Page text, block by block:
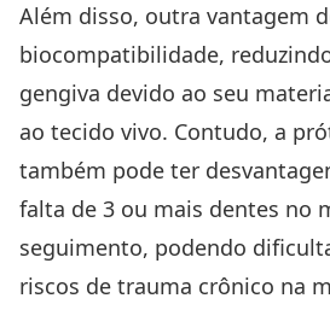
Além disso, outra vantagem
biocompatibilidade,
gengiva devido ao seu
ao tecido vivo. Contudo, a
também pode ter
falta de 3 ou mais dentes no
seguimento, podendo
riscos de trauma crônico na